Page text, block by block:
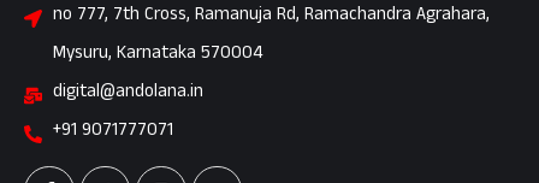
no 777, 7th Cross, Ramanuja Rd, Ramachandra Agrahara,
Mysuru, Karnataka 570004
digital@andolana.in
+91 9071777071